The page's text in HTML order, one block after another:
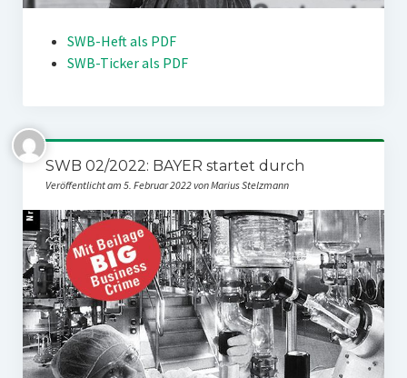
SWB-Heft als PDF
SWB-Ticker als PDF
SWB 02/2022: BAYER startet durch
Veröffentlicht am 5. Februar 2022 von Marius Stelzmann